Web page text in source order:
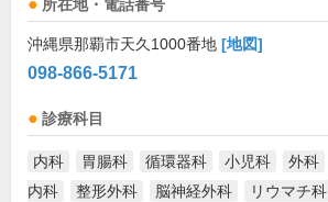
所在地・電話番号
沖縄県那覇市天久1000番地 [地図]
098-866-5171
診療科目
内科 胃腸科 循環器科 小児科 外科
内科
整形外科 脳神経外科 リウマチ科